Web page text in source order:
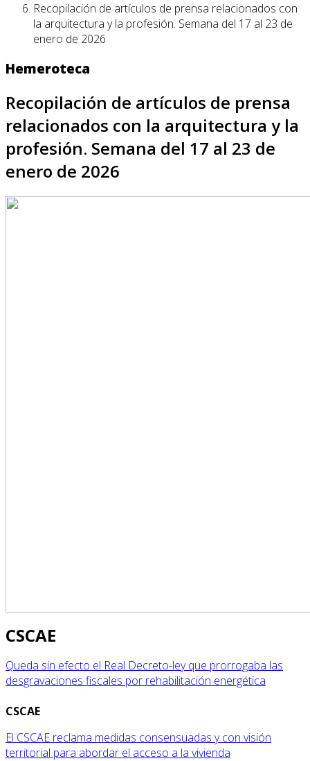
Recopilación de artículos de prensa relacionados con
la arquitectura y la profesión. Semana del 17 al 23 de
enero de 2026
Hemeroteca
Recopilación de artículos de prensa
relacionados con la arquitectura y la
profesión. Semana del 17 al 23 de
enero de 2026
CSCAE
Queda sin efecto el Real Decreto-ley que prorrogaba las
desgravaciones fiscales por rehabilitación energética
CSCAE
El CSCAE reclama medidas consensuadas y con visión
territorial para abordar el acceso a la vivienda